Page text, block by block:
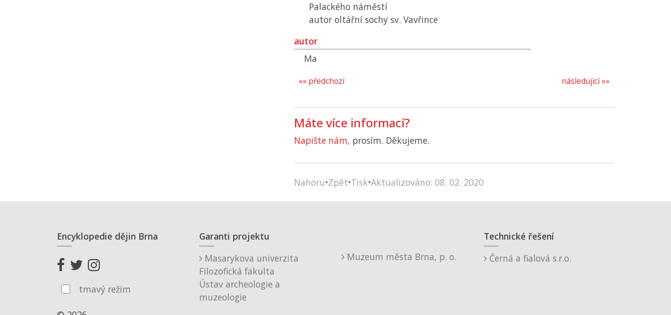
Palackého náměstí
autor oltářní sochy sv. Vavřince
autor
Ma
následující »»
«« předchozí
Máte více informací?
Napište nám, prosím. Děkujeme.
Nahoru•Zpět•Tisk•Aktualizováno: 08. 02. 2020
Encyklopedie dějin Brna
tmavý režim
Garanti projektu
Masarykova univerzita
Filozofická fakulta
Ústav archeologie a
muzeologie
Muzeum města Brna, p. o.
Technické řešení
Černá a fialová s.r.o.